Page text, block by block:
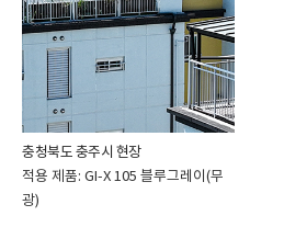
충청북도 충주시 현장
적용 제품: GI-X 105 블루그레이(무
광)